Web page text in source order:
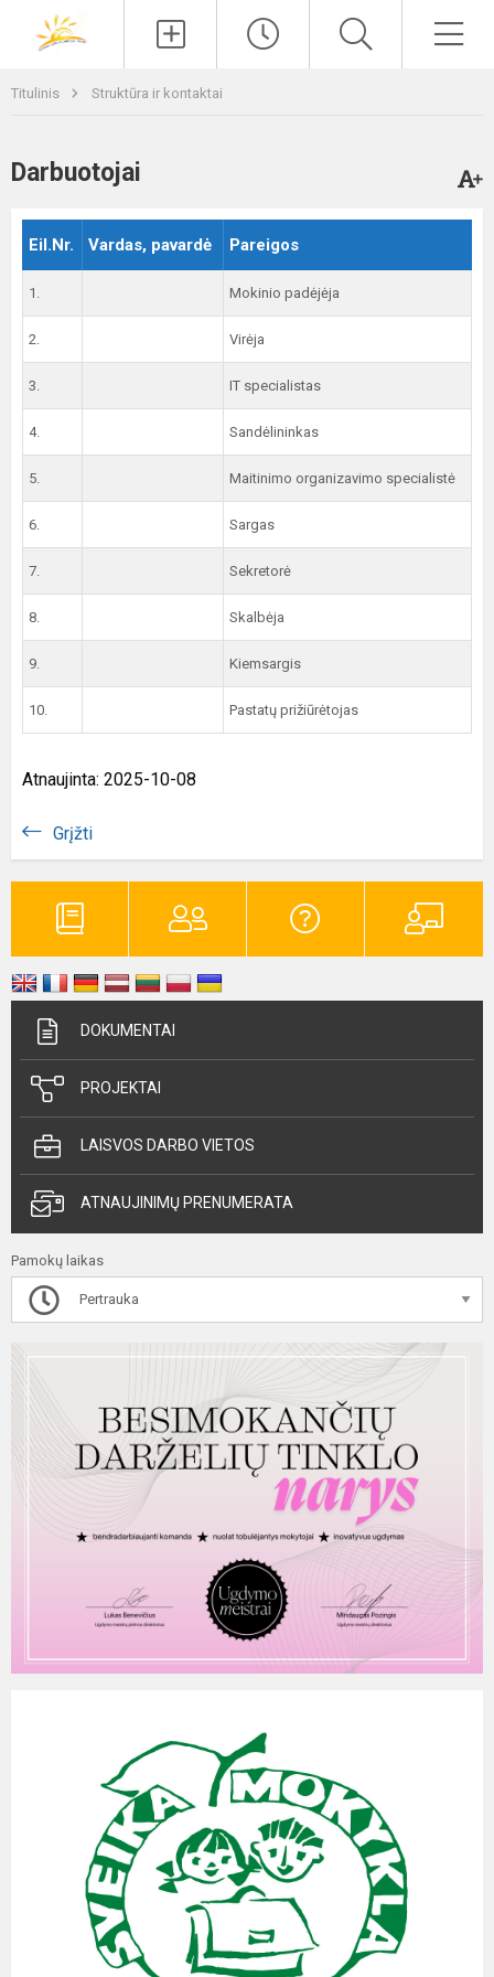
Titulinis Struktūra ir kontaktai
Darbuotojai
Eil.Nr. Vardas, pavardė Pareigos
1. Mokinio padėjėja
2. Virėja
3. IT specialistas
4. Sandėlininkas
5. Maitinimo organizavimo specialistė
6. Sargas
7. Sekretorė
8. Skalbėja
9. Kiemsargis
10. Pastatų prižiūrėtojas
Atnaujinta: 2025-10-08
Grįžti
DOKUMENTAI
PROJEKTAI
LAISVOS DARBO VIETOS
ATNAUJINIMŲ PRENUMERATA
Pamokų laikas
Pertrauka